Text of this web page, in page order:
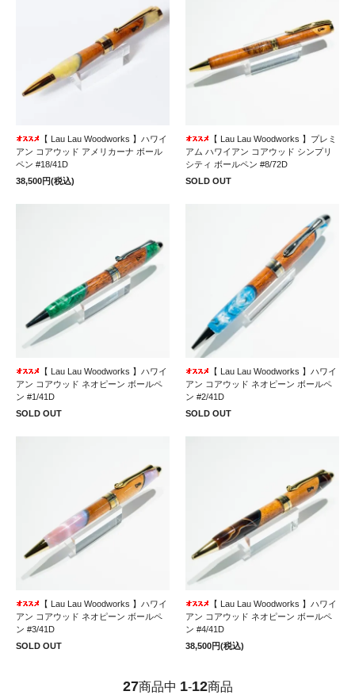
【 Lau Lau Woodworks 】ハワイ
アン コアウッド アメリカーナ ボール
ペン #18/41D
38,500円(税込)
【 Lau Lau Woodworks 】プレミ
アム ハワイアン コアウッド シンプリ
シティ ボールペン #8/72D
SOLD OUT
【 Lau Lau Woodworks 】ハワイ
アン コアウッド ネオピーン ボールペ
ン #1/41D
SOLD OUT
【 Lau Lau Woodworks 】ハワイ
アン コアウッド ネオピーン ボールペ
ン #2/41D
SOLD OUT
【 Lau Lau Woodworks 】ハワイ
アン コアウッド ネオピーン ボールペ
ン #3/41D
SOLD OUT
【 Lau Lau Woodworks 】ハワイ
アン コアウッド ネオピーン ボールペ
ン #4/41D
38,500円(税込)
27商品中 1-12商品